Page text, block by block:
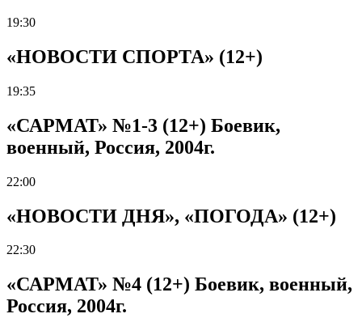
19:30
«НОВОСТИ СПОРТА» (12+)
19:35
«САРМАТ» №1-3 (12+) Боевик,
военный, Россия, 2004г.
22:00
«НОВОСТИ ДНЯ», «ПОГОДА» (12+)
22:30
«САРМАТ» №4 (12+) Боевик, военный,
Россия, 2004г.